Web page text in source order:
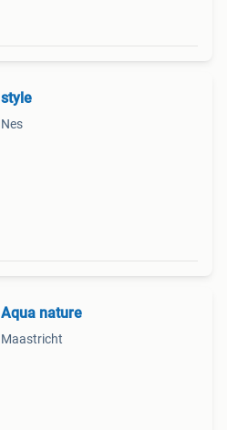
style
Nes
Aqua nature
Maastricht